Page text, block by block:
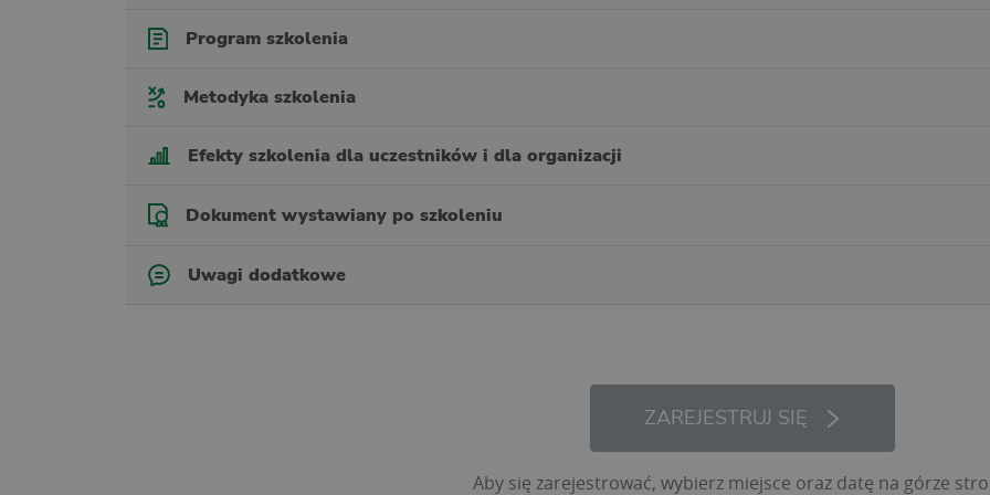
Program szkolenia
Metodyka szkolenia
Efekty szkolenia dla uczestników i dla organizacji
Dokument wystawiany po szkoleniu
Uwagi dodatkowe
ZAREJESTRUJ SIĘ
Aby się zarejestrować, wybierz miejsce oraz datę na górze